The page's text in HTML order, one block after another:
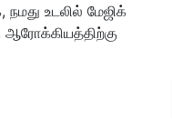
உடலில் மேஜிக்
ஆரோக்கியத்திற்கு